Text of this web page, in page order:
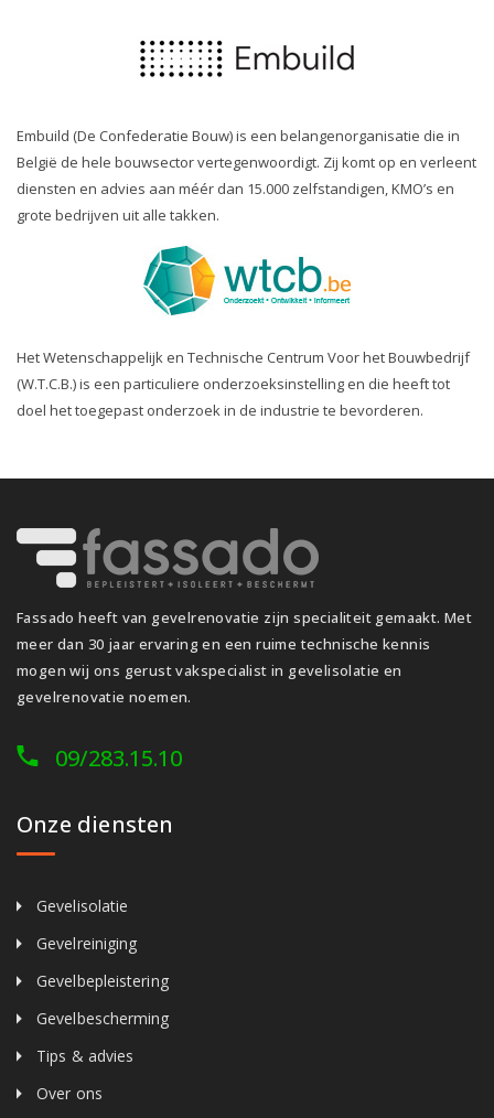
Embuild (De Confederatie Bouw) is een belangenorganisatie die in
België de hele bouwsector vertegenwoordigt. Zij komt op en verleent
diensten en advies aan méér dan 15.000 zelfstandigen, KMO’s en
grote bedrijven uit alle takken.
Het Wetenschappelijk en Technische Centrum Voor het Bouwbedrijf
(W.T.C.B.) is een particuliere onderzoeksinstelling en die heeft tot
doel het toegepast onderzoek in de industrie te bevorderen.
Fassado heeft van gevelrenovatie zijn specialiteit gemaakt. Met
meer dan 30 jaar ervaring en een ruime technische kennis
mogen wij ons gerust vakspecialist in gevelisolatie en
gevelrenovatie noemen.
09/283.15.10
Onze diensten
Gevelisolatie
Gevelreiniging
Gevelbepleistering
Gevelbescherming
Tips & advies
Over ons